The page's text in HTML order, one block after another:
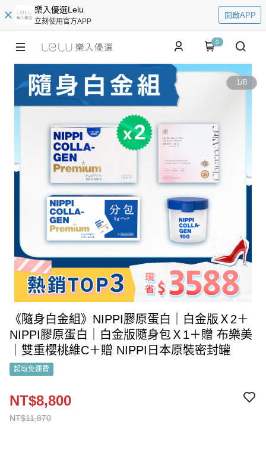
樂入優選Lelu
立刻使用官方APP
開啟APP
0
1/8
《隨身白金組》NIPPI膠原蛋白｜白金版Ｘ2＋
NIPPI膠原蛋白｜白金版隨身包Ｘ1＋贈 布樂美
｜雙重櫻桃維C＋贈 NIPPI日本原裝密封罐
超取免運費
NT$11,870
NT$8,800